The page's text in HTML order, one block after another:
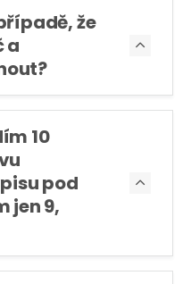
že
a

10
pod
jen 9,
